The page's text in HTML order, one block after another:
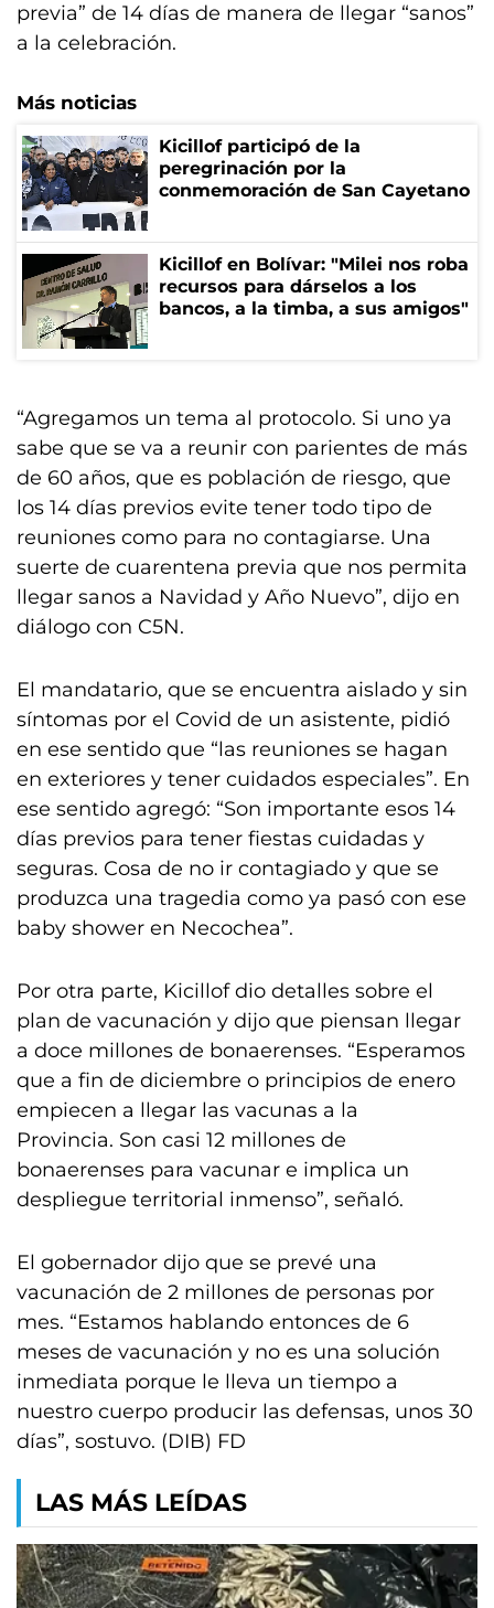
previa” de 14 días de manera de llegar “sanos”
a la celebración.
Más noticias
Kicillof participó de la
peregrinación por la
conmemoración de San Cayetano
Kicillof en Bolívar: "Milei nos roba
recursos para dárselos a los
bancos, a la timba, a sus amigos"
“Agregamos un tema al protocolo. Si uno ya
sabe que se va a reunir con parientes de más
de 60 años, que es población de riesgo, que
los 14 días previos evite tener todo tipo de
reuniones como para no contagiarse. Una
suerte de cuarentena previa que nos permita
llegar sanos a Navidad y Año Nuevo”, dijo en
diálogo con C5N.
El mandatario, que se encuentra aislado y sin
síntomas por el Covid de un asistente, pidió
en ese sentido que “las reuniones se hagan
en exteriores y tener cuidados especiales”. En
ese sentido agregó: “Son importante esos 14
días previos para tener fiestas cuidadas y
seguras. Cosa de no ir contagiado y que se
produzca una tragedia como ya pasó con ese
baby shower en Necochea”.
Por otra parte, Kicillof dio detalles sobre el
plan de vacunación y dijo que piensan llegar
a doce millones de bonaerenses. “Esperamos
que a fin de diciembre o principios de enero
empiecen a llegar las vacunas a la
Provincia. Son casi 12 millones de
bonaerenses para vacunar e implica un
despliegue territorial inmenso”, señaló.
El gobernador dijo que se prevé una
vacunación de 2 millones de personas por
mes. “Estamos hablando entonces de 6
meses de vacunación y no es una solución
inmediata porque le lleva un tiempo a
nuestro cuerpo producir las defensas, unos 30
días”, sostuvo. (DIB) FD
LAS MÁS LEÍDAS